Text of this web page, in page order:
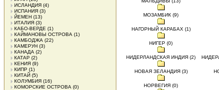
ИСЛАНДИЯ (4)
ИСПАНИЯ (3)
ЙЕМЕН (13)
ИТАЛИЯ (3)
КАБО-ВЕРДЕ (1)
КАЙМАНОВЫ ОСТРОВА (1)
КАМБОДЖА (22)
КАМЕРУН (3)
КАНАДА (2)
КАТАР (2)
КЕНИЯ (9)
КИПР (1)
КИТАЙ (5)
КОЛУМБИЯ (16)
КОМОРСКИЕ ОСТРОВА (0)
МОЗАМБИК (9)
НАГОРНЫЙ КАРАБАХ (1)
НИГЕР (0)
НИДЕРЛАНДСКАЯ ИНДИЯ (2)
НОВАЯ ЗЕЛАНДИЯ (3)
НОРВЕГИЯ (0)